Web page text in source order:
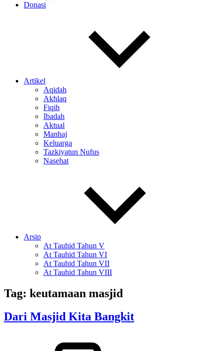
Donasi
Artikel
Aqidah
Akhlaq
Fiqih
Ibadah
Aktual
Manhaj
Keluarga
Tazkiyatun Nufus
Nasehat
Arsip
At Tauhid Tahun V
At Tauhid Tahun VI
At Tauhid Tahun VII
At Tauhid Tahun VIII
Tag: keutamaan masjid
Dari Masjid Kita Bangkit